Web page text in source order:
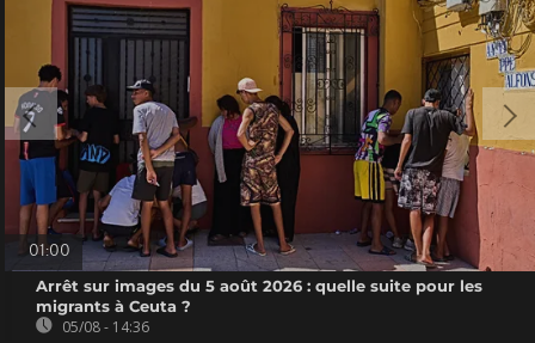
01:00
Arrêt sur images du 5 août 2026 : quelle suite pour les
migrants à Ceuta ?
05/08 - 14:36